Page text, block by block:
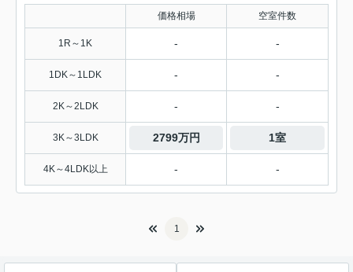
価格相場 空室件数
1R～1K - -
1DK～1LDK - -
2K～2LDK - -
3K～3LDK 2799万円 1室
4K～4LDK以上 - -
1